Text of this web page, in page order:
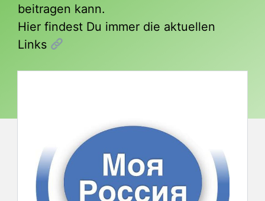
beitragen kann.
Hier findest Du immer die aktuellen
Links